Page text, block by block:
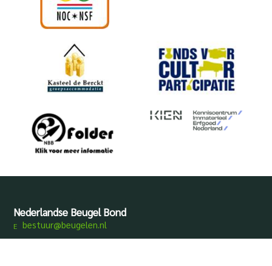
Nederlandse Beugel Bond
bestuur@beugelen.nl